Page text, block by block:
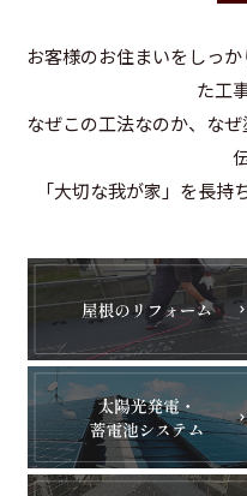
お客様のお住まいをしっ
た工
なぜこの工法なのか、な
「大切な我が家」を長持